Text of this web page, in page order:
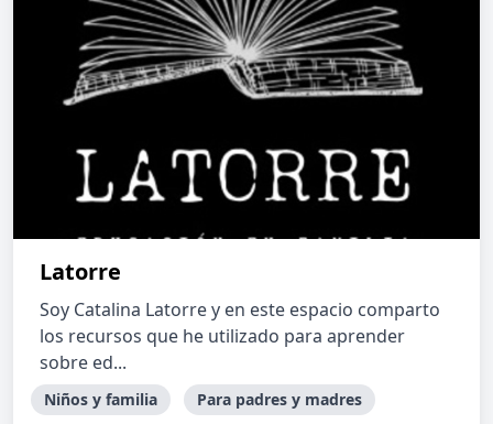
Latorre
Soy Catalina Latorre y en este espacio comparto
los recursos que he utilizado para aprender
sobre ed...
Niños y familia Para padres y madres